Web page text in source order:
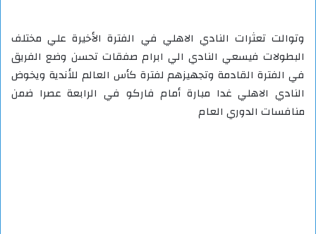
وتوالت تعثرات النادي الاهلي في الفترة الأخيرة علي مختلف
البطولات فيسعي النادي الي ابرام صفقات تحسن وضع الفريق
في الفترة القادمة وتجهيزهم لفترة كأس العالم للأندية ويخوض
النادي الاهلي غدا مبارة أمام فاركو في الرابعة عصرا ضمن
منافسات الدوري العام